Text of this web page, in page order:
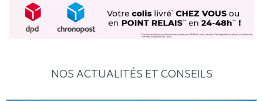
NOS ACTUALITÉS ET CONSEILS